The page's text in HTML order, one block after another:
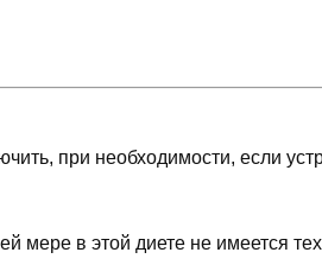
при необходимости, если
мере в этой диете не имеется